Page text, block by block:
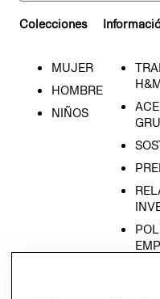
Colecciones
MUJER
HOMBRE
NIÑOS